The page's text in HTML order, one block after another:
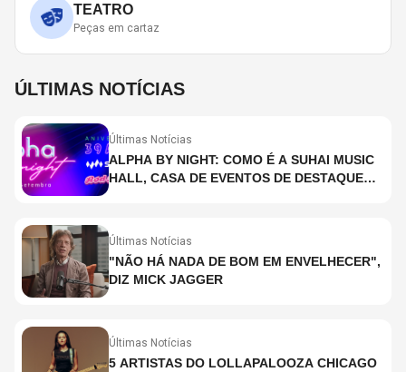
TEATRO
Peças em cartaz
ÚLTIMAS NOTÍCIAS
Últimas Notícias
ALPHA BY NIGHT: COMO É A SUHAI MUSIC
HALL, CASA DE EVENTOS DE DESTAQUE
Últimas Notícias
"NÃO HÁ NADA DE BOM EM ENVELHECER",
DIZ MICK JAGGER
Últimas Notícias
5 ARTISTAS DO LOLLAPALOOZA CHICAGO